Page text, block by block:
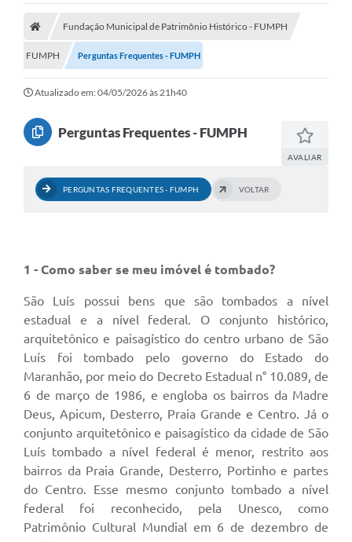
Fundação Municipal de Patrimônio Histórico - FUMPH
FUMPH Perguntas Frequentes - FUMPH
Atualizado em: 04/05/2026 às 21h40
Perguntas Frequentes - FUMPH
AVALIAR
PERGUNTAS FREQUENTES - FUMPH VOLTAR
1 - Como saber se meu imóvel é tombado?
São Luís possui bens que são tombados a nível
estadual e a nível federal. O conjunto histórico,
arquitetônico e paisagístico do centro urbano de São
Luís foi tombado pelo governo do Estado do
Maranhão, por meio do Decreto Estadual n° 10.089, de
6 de março de 1986, e engloba os bairros da Madre
Deus, Apicum, Desterro, Praia Grande e Centro. Já o
conjunto arquitetônico e paisagístico da cidade de São
Luís tombado a nível federal é menor, restrito aos
bairros da Praia Grande, Desterro, Portinho e partes
do Centro. Esse mesmo conjunto tombado a nível
federal foi reconhecido, pela Unesco, como
Patrimônio Cultural Mundial em 6 de dezembro de